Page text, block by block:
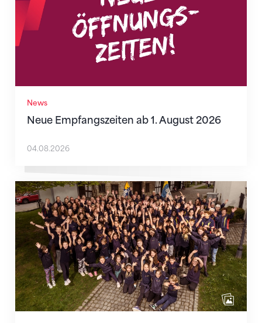
News
Neue Empfangszeiten ab 1. August 2026
04.08.2026
Wenn Mitmachen selbstverständlich ist